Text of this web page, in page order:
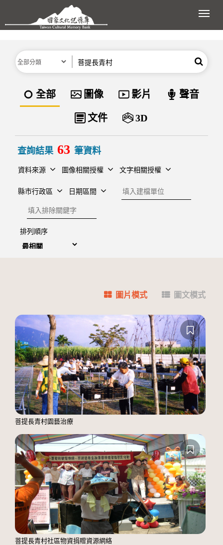
跳到主要內容區塊
展
分類 搜尋
資料類型
全部 圖像 影片 聲音
文件 3D
查詢結果 63 筆資料
資料來源 圖像相關授權 文字相關授權
縣市行政區 日期區間
建檔單位
排除關鍵字
排列順序
圖片模式 圖文模式
菩提長青村園藝治療
菩提長青村社區物資捐贈資源網絡